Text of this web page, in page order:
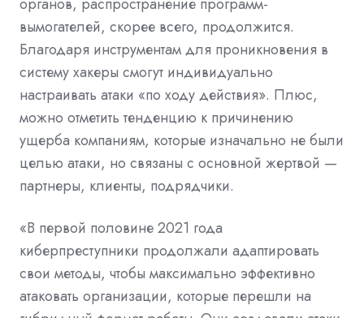
вымогателей, скорее всего, продолжится.
Благодаря инструментам для проникновения в
систему хакеры смогут индивидуально
настраивать атаки «по ходу действия». Плюс,
можно отметить тенденцию к причинению
ущерба компаниям, которые изначально не были
целью атаки, но связаны с основной жертвой —
партнеры, клиенты, подрядчики.
«В первой половине 2021 года
киберпреступники продолжали адаптировать
свои методы, чтобы максимально эффективно
атаковать организации, которые перешли на